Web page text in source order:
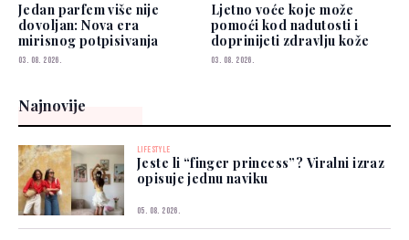
Jedan parfem više nije
dovoljan: Nova era
mirisnog potpisivanja
03. 08. 2026.
Ljetno voće koje može
pomoći kod nadutosti i
doprinijeti zdravlju kože
03. 08. 2026.
Najnovije
LIFESTYLE
Jeste li “finger princess”? Viralni izraz
opisuje jednu naviku
05. 08. 2026.